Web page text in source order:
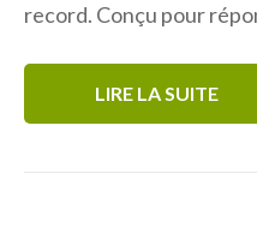
record. Conçu pour
LIRE LA SUITE